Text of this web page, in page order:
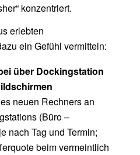
konzentriert.
erlebten
ein Gefühl vermitteln:
über Dockingstation
neuen Rechners an
(Büro –
nach Tag und Termin;
beim vermeintlich